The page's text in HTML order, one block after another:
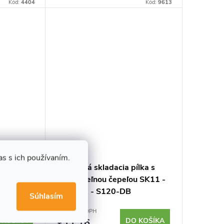
s ich používaním.
Súhlasím
Kód: 4404
bezpečnostné prvky. Vyrobené v
Kód: 9613
Japonská skladacia pílka s
vymeniteľnou čepeľou SK11 -
120 mm - S120-DB
€9,07 bez DPH
DO KOŠÍKA